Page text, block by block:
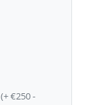
(+ €250 -